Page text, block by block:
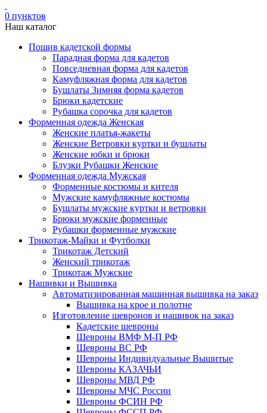
0 пунктов
Наш каталог
Пошив кадетской формы
Парадная форма для кадетов
Повседневная форма для кадетов
Камуфляжная форма для кадетов
Бушлаты Зимняя форма кадетов
Брюки кадетские
Рубашка сорочка для кадетов
Форменная одежда Женская
Женские платья-жакеты
Женские Ветровки куртки и бушлаты
Женские юбки и брюки
Блузки Рубашки Женские
Форменная одежда Мужская
Форменные костюмы и кителя
Мужские камуфляжные костюмы
Бушлаты мужские куртки и ветровки
Брюки мужские форменные
Рубашки форменные мужские
Трикотаж-Майки и Футболки
Трикотаж Детский
Женский трикотаж
Трикотаж Мужские
Нашивки и Вышивка
Автоматизированная машинная вышивка на заказ
Вышивка на крое и полотне
Изготовление шевронов и нашивок на заказ
Кадетские шевроны
Шевроны ВМФ М-П РФ
Шевроны ВС РФ
Шевроны Индивидуальные Вышитые
Шевроны КАЗАЧЬИ
Шевроны МВД РФ
Шевроны МЧС России
Шевроны ФСИН РФ